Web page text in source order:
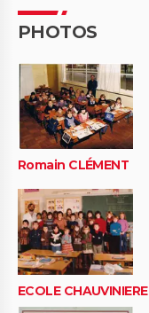
PHOTOS
Romain CLÉMENT
ECOLE CHAUVINIERE